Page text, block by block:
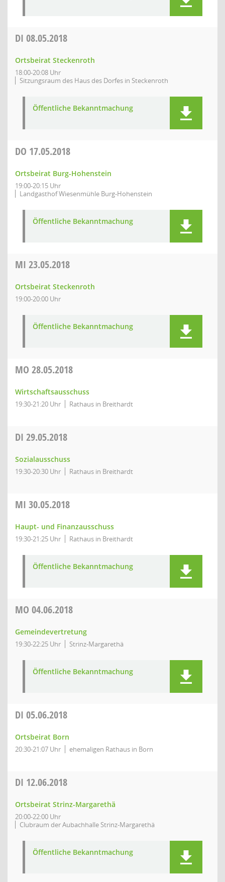
DI 08.05.2018
Ortsbeirat Steckenroth
18:00-20:08 Uhr
Sitzungsraum des Haus des Dorfes in Steckenroth
Öffentliche Bekanntmachung
DO 17.05.2018
Ortsbeirat Burg-Hohenstein
19:00-20:15 Uhr
Landgasthof Wiesenmühle Burg-Hohenstein
Öffentliche Bekanntmachung
MI 23.05.2018
Ortsbeirat Steckenroth
19:00-20:00 Uhr
Öffentliche Bekanntmachung
MO 28.05.2018
Wirtschaftsausschuss
19:30-21:20 Uhr Rathaus in Breithardt
DI 29.05.2018
Sozialausschuss
19:30-20:30 Uhr Rathaus in Breithardt
MI 30.05.2018
Haupt- und Finanzausschuss
19:30-21:25 Uhr Rathaus in Breithardt
Öffentliche Bekanntmachung
MO 04.06.2018
Gemeindevertretung
19:30-22:25 Uhr Strinz-Margarethä
Öffentliche Bekanntmachung
DI 05.06.2018
Ortsbeirat Born
20:30-21:07 Uhr ehemaligen Rathaus in Born
DI 12.06.2018
Ortsbeirat Strinz-Margarethä
20:00-22:00 Uhr
Clubraum der Aubachhalle Strinz-Margarethä
Öffentliche Bekanntmachung